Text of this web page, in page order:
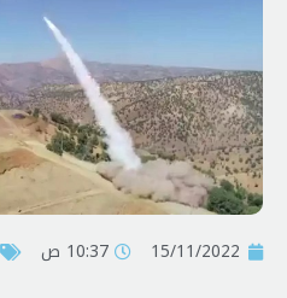
15/11/2022 10:37 ص